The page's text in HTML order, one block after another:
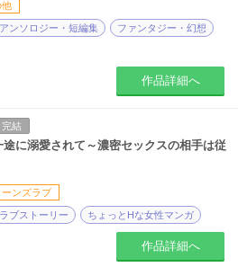
他
アンソロジー・短編集
ファンタジー・幻想
作品詳細へ
完結
途に溺愛されて～濃密セックスの相手は従
ーンズラブ
ラブストーリー ちょっとHな女性マンガ
作品詳細へ